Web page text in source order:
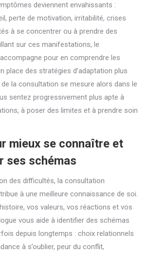
deviennent envahissants :
perte de motivation, irritabilité, crises
à se concentrer ou à prendre des
sur ces manifestations, le
pour en comprendre les
place des stratégies d’adaptation plus
de la consultation se mesure alors dans le
sentez progressivement plus apte à
à poser des limites et à prendre soin
mieux se connaître et
ses schémas
des difficultés, la consultation
à une meilleure connaissance de soi.
vos valeurs, vos réactions et vos
vous aide à identifier des schémas
depuis longtemps : choix relationnels
à s’oublier, peur du conflit,